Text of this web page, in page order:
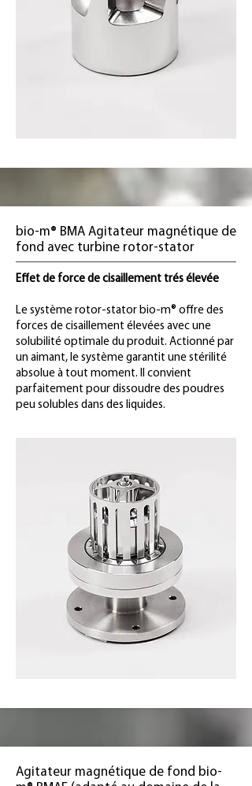
bio-m® BMA Agitateur magnétique de
fond avec turbine rotor-stator
Effet de force de cisaillement trés élevée
Le système rotor-stator bio-m® offre des
forces de cisaillement élevées avec une
solubilité optimale du produit. Actionné par
un aimant, le système garantit une stérilité
absolue à tout moment. Il convient
parfaitement pour dissoudre des poudres
peu solubles dans des liquides.
Agitateur magnétique de fond bio-